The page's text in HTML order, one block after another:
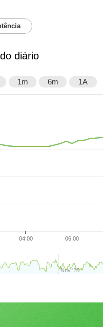
diário
04:00 06:00
Nov '25
1m 6m 1A